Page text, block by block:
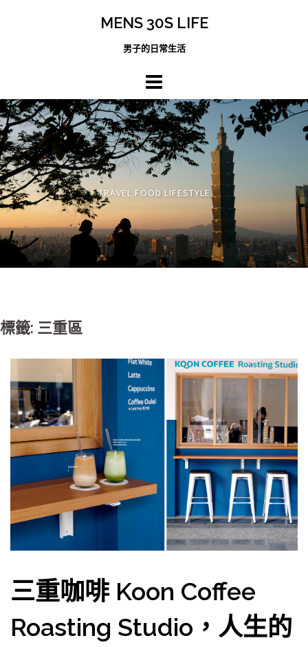
MENS 30S LIFE
男子的日常生活
TRAVEL FOOD LIFESTYLE
標籤: 三重區
三重咖啡 Koon Coffee
Roasting Studio，人生的